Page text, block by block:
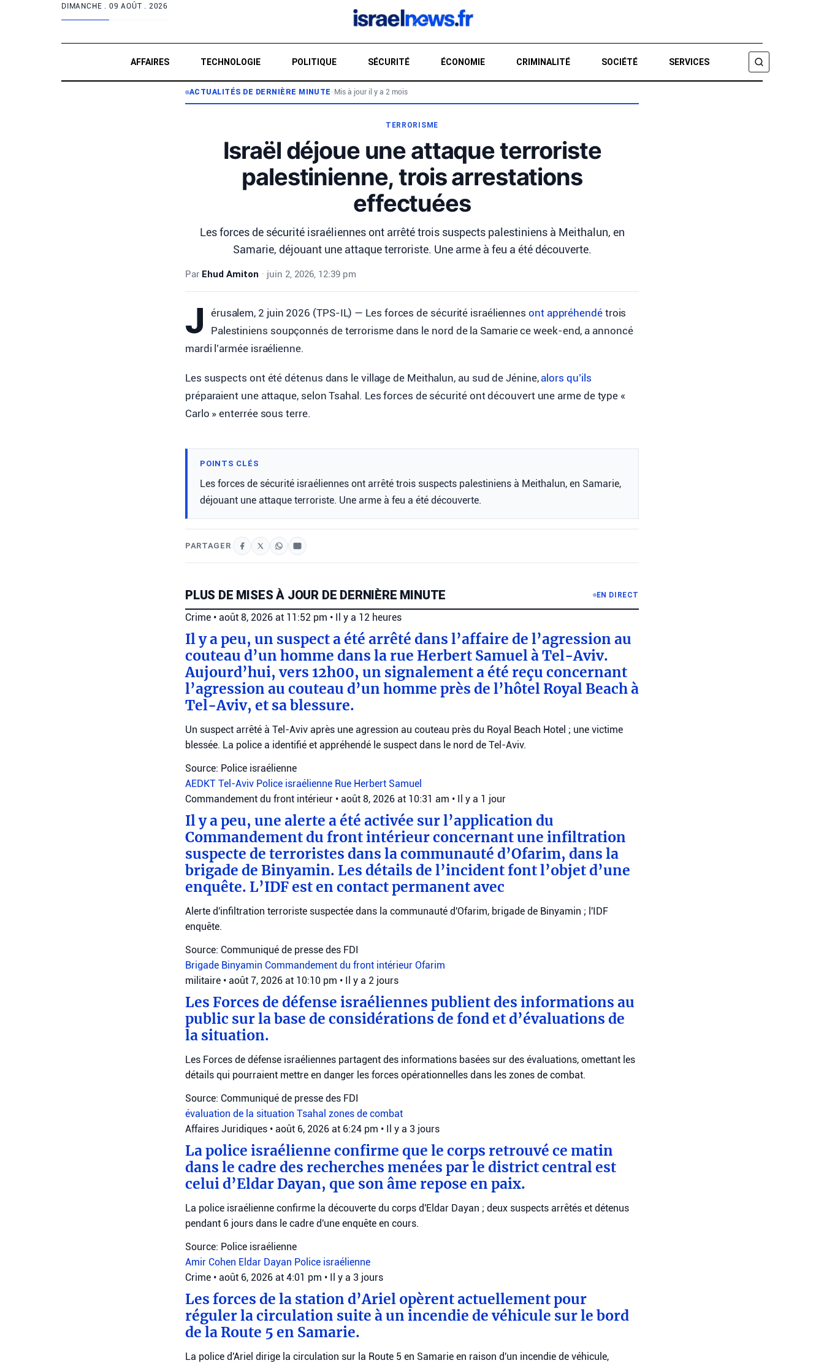
DIMANCHE . 09 AOÛT . 2026
AFFAIRES TECHNOLOGIE POLITIQUE SÉCURITÉ ÉCONOMIE CRIMINALITÉ SOCIÉTÉ SERVICES
RECHERCHER
ACTUALITÉS DE DERNIÈRE MINUTE • Mis à jour il y a 2 mois
TERRORISME
Israël déjoue une attaque terroriste
palestinienne, trois arrestations
effectuées
Les forces de sécurité israéliennes ont arrêté trois suspects palestiniens à Meithalun, en
Samarie, déjouant une attaque terroriste. Une arme à feu a été découverte.
Par Ehud Amiton • juin 2, 2026, 12:39 pm
J érusalem, 2 juin 2026 (TPS-IL) — Les forces de sécurité israéliennesont appréhendétrois
Palestiniens soupçonnés de terrorisme dans le nord de la Samarie ce week-end, a annoncé
mardi l’armée israélienne.
Les suspects ont été détenus dans le village de Meithalun, au sud de Jénine, alors qu’ils
préparaient une attaque, selon Tsahal. Les forces de sécurité ont découvert une arme de type «
Carlo » enterrée sous terre.
POINTS CLÉS
Les forces de sécurité israéliennes ont arrêté trois suspects palestiniens à Meithalun, en Samarie,
déjouant une attaque terroriste. Une arme à feu a été découverte.
PARTAGER
PLUS DE MISES À JOUR DE DERNIÈRE MINUTE EN DIRECT
Crime • août 8, 2026 at 11:52 pm • Il y a 12 heures
Il y a peu, un suspect a été arrêté dans l’affaire de l’agression au
couteau d’un homme dans la rue Herbert Samuel à Tel-Aviv.
Aujourd’hui, vers 12h00, un signalement a été reçu concernant
l’agression au couteau d’un homme près de l’hôtel Royal Beach à
Tel-Aviv, et sa blessure.
Un suspect arrêté à Tel-Aviv après une agression au couteau près du Royal Beach Hotel ; une victime
blessée. La police a identifié et appréhendé le suspect dans le nord de Tel-Aviv.
Source: Police israélienne
AEDKT Tel-Aviv Police israélienne Rue Herbert Samuel
Commandement du front intérieur • août 8, 2026 at 10:31 am • Il y a 1 jour
Il y a peu, une alerte a été activée sur l’application du
Commandement du front intérieur concernant une infiltration
suspecte de terroristes dans la communauté d’Ofarim, dans la
brigade de Binyamin. Les détails de l’incident font l’objet d’une
enquête. L’IDF est en contact permanent avec
Alerte d'infiltration terroriste suspectée dans la communauté d'Ofarim, brigade de Binyamin ; l'IDF
enquête.
Source: Communiqué de presse des FDI
Brigade Binyamin Commandement du front intérieur Ofarim
militaire • août 7, 2026 at 10:10 pm • Il y a 2 jours
Les Forces de défense israéliennes publient des informations au
public sur la base de considérations de fond et d’évaluations de
la situation.
Les Forces de défense israéliennes partagent des informations basées sur des évaluations, omettant les
détails qui pourraient mettre en danger les forces opérationnelles dans les zones de combat.
Source: Communiqué de presse des FDI
évaluation de la situation Tsahal zones de combat
Affaires Juridiques • août 6, 2026 at 6:24 pm • Il y a 3 jours
La police israélienne confirme que le corps retrouvé ce matin
dans le cadre des recherches menées par le district central est
celui d’Eldar Dayan, que son âme repose en paix.
La police israélienne confirme la découverte du corps d'Eldar Dayan ; deux suspects arrêtés et détenus
pendant 6 jours dans le cadre d'une enquête en cours.
Source: Police israélienne
Amir Cohen Eldar Dayan Police israélienne
Crime • août 6, 2026 at 4:01 pm • Il y a 3 jours
Les forces de la station d’Ariel opèrent actuellement pour
réguler la circulation suite à un incendie de véhicule sur le bord
de la Route 5 en Samarie.
La police d'Ariel dirige la circulation sur la Route 5 en Samarie en raison d'un incendie de véhicule,